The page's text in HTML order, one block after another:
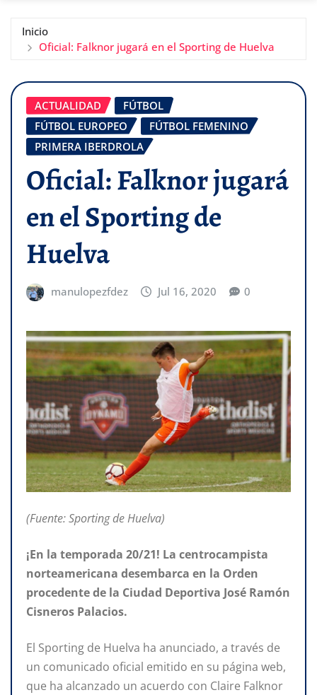
Inicio
Oficial: Falknor jugará en el Sporting de Huelva
ACTUALIDAD
FÚTBOL
FÚTBOL EUROPEO
FÚTBOL FEMENINO
PRIMERA IBERDROLA
Oficial: Falknor jugará
en el Sporting de
Huelva
manulopezfdez Jul 16, 2020 0
(Fuente: Sporting de Huelva)
¡En la temporada 20/21! La centrocampista
norteamericana desembarca en la Orden
procedente de la Ciudad Deportiva José Ramón
Cisneros Palacios.
El Sporting de Huelva ha anunciado, a través de
un comunicado oficial emitido en su página web,
que ha alcanzado un acuerdo con Claire Falknor